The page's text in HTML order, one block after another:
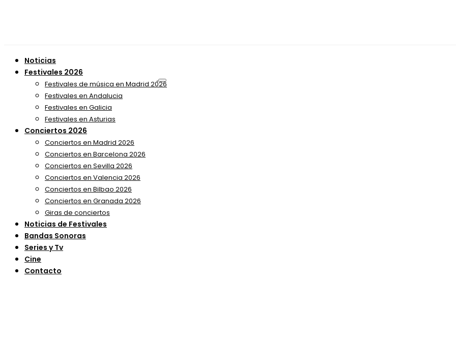
Noticias
Festivales 2026
Festivales de música en Madrid 2026
Festivales en Andalucia
Festivales en Galicia
Festivales en Asturias
Conciertos 2026
Conciertos en Madrid 2026
Conciertos en Barcelona 2026
Conciertos en Sevilla 2026
Conciertos en Valencia 2026
Conciertos en Bilbao 2026
Conciertos en Granada 2026
Giras de conciertos
Noticias de Festivales
Bandas Sonoras
Series y Tv
Cine
Contacto